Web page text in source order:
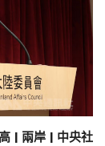
| 兩岸 | 中央社